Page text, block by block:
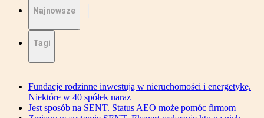
Najnowsze
Tagi
Fundacje rodzinne inwestują w nieruchomości i energetykę.
Niektóre w 40 spółek naraz
Jest sposób na SENT. Status AEO może pomóc firmom